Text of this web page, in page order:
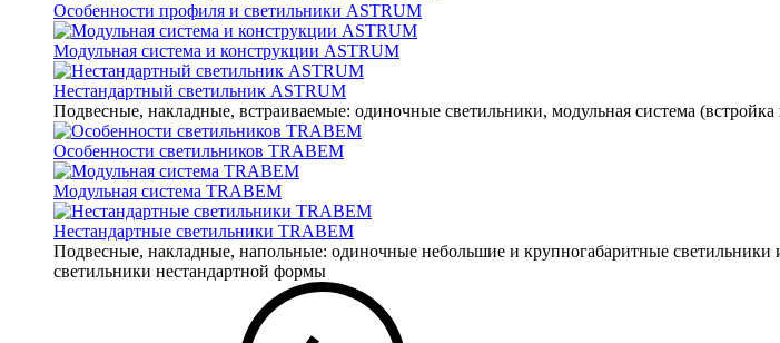
Особенности профиля и светильники ASTRUM
Модульная система и конструкции ASTRUM
Нестандартный светильник ASTRUM
Подвесные, накладные, встраиваемые: одиночные светильники, модульная система
Особенности светильников TRABEM
Модульная система TRABEM
Нестандартные светильники TRABEM
Подвесные, накладные, напольные: одиночные небольшие и крупногабаритные светильники
светильники нестандартной формы